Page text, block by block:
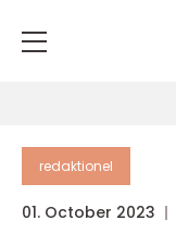
redaktionel
01. October 2023